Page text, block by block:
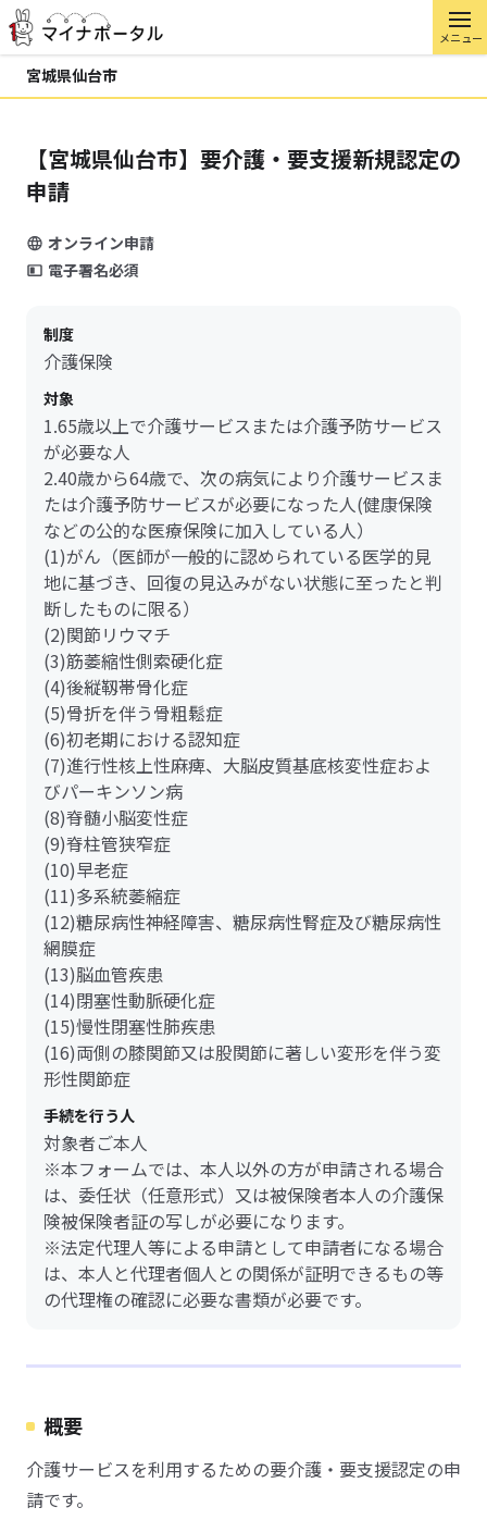
メニュー
宮城県仙台市
【宮城県仙台市】要介護・要支援新規認定の
申請
オンライン申請
電子署名必須
制度
介護保険
対象
1.65歳以上で介護サービスまたは介護予防サービス
が必要な人
2.40歳から64歳で、次の病気により介護サービスま
たは介護予防サービスが必要になった人(健康保険
などの公的な医療保険に加入している人）
(1)がん（医師が一般的に認められている医学的見
地に基づき、回復の見込みがない状態に至ったと判
断したものに限る）
(2)関節リウマチ
(3)筋萎縮性側索硬化症
(4)後縦靱帯骨化症
(5)骨折を伴う骨粗鬆症
(6)初老期における認知症
(7)進行性核上性麻痺、大脳皮質基底核変性症およ
びパーキンソン病
(8)脊髄小脳変性症
(9)脊柱管狭窄症
(10)早老症
(11)多系統萎縮症
(12)糖尿病性神経障害、糖尿病性腎症及び糖尿病性
網膜症
(13)脳血管疾患
(14)閉塞性動脈硬化症
(15)慢性閉塞性肺疾患
(16)両側の膝関節又は股関節に著しい変形を伴う変
形性関節症
手続を行う人
対象者ご本人
※本フォームでは、本人以外の方が申請される場合
は、委任状（任意形式）又は被保険者本人の介護保
険被保険者証の写しが必要になります。
※法定代理人等による申請として申請者になる場合
は、本人と代理者個人との関係が証明できるもの等
の代理権の確認に必要な書類が必要です。
概要
介護サービスを利用するための要介護・要支援認定の申
請です。